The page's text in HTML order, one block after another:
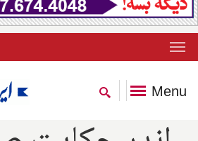
Menu